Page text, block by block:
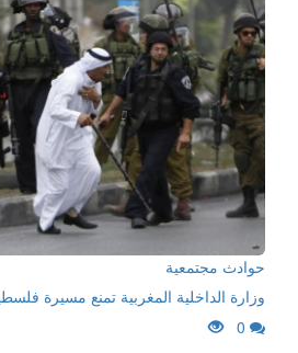
حوادث مجتمعية
وزارة الداخلية المغربية تمنع مسيرة فلسطين
0